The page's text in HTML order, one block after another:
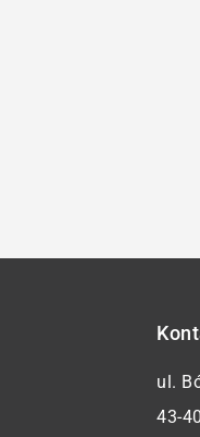
ul.
43-